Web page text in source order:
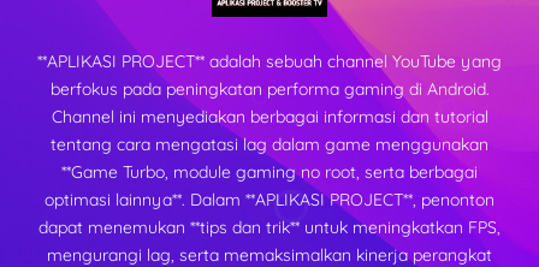
**APLIKASI PROJECT** adalah sebuah channel YouTube yang
berfokus pada peningkatan performa gaming di Android.
Channel ini menyediakan berbagai informasi dan tutorial
tentang cara mengatasi lag dalam game menggunakan
**Game Turbo, module gaming no root, serta berbagai
optimasi lainnya**. Dalam **APLIKASI PROJECT**, penonton
dapat menemukan **tips dan trik** untuk meningkatkan FPS,
mengurangi lag, serta memaksimalkan kinerja perangkat